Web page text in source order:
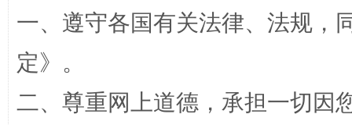
一、遵守各国有关法律、法规，
定》。
二、尊重网上道德，承担一切因